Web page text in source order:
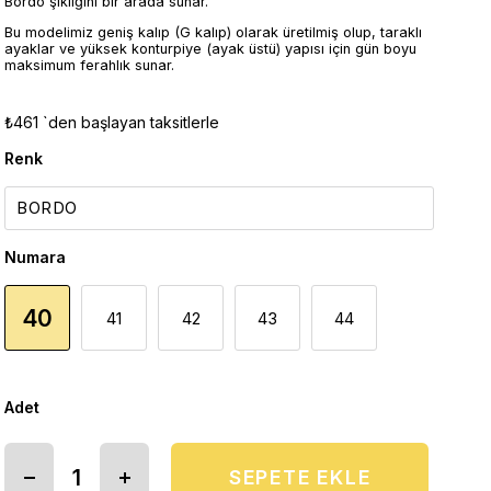
Bu modelimiz geniş kalıp (G kalıp) olarak üretilmiş olup, taraklı
ayaklar ve yüksek konturpiye (ayak üstü) yapısı için gün boyu
maksimum ferahlık sunar.
₺461 `den başlayan taksitlerle
Renk
Numara
40 41 42 43 44
Adet